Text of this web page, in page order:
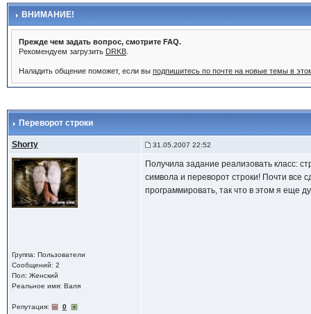
ВНИМАНИЕ!
Прежде чем задать вопрос, смотрите FAQ.
Рекомендуем загрузить DRKB.
Наладить общение поможет, если вы подпишитесь по почте на новые темы в
Переворот строки
Shorty 31.05.2007 22:52
Группа: Пользователи
Сообщений: 2
Пол: Женский
Реальное имя: Валя
Репутация: 0
Получила задание реализовать класс:
символа и переворот строки! Почти все
программировать, так что в этом я еще